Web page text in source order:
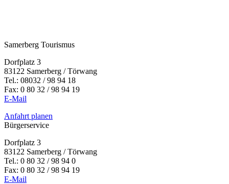
Samerberg Tourismus
Dorfplatz 3
83122 Samerberg / Törwang
Tel.: 08032 / 98 94 18
Fax: 0 80 32 / 98 94 19
E-Mail
Anfahrt planen
Bürgerservice
Dorfplatz 3
83122 Samerberg / Törwang
Tel.: 0 80 32 / 98 94 0
Fax: 0 80 32 / 98 94 19
E-Mail